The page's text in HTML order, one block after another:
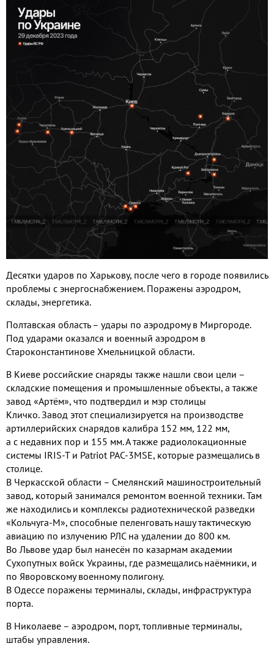
Десятки ударов по Харькову, после чего в городе появились
проблемы с энергоснабжением. Поражены аэродром,
склады, энергетика.
Полтавская область – удары по аэродрому в Миргороде.
Под ударами оказался и военный аэродром в
Староконстантинове Хмельницкой области.
В Киеве российские снаряды также нашли свои цели –
складские помещения и промышленные объекты, а также
завод «Артём», что подтвердил и мэр столицы
Кличко. Завод этот специализируется на производстве
артиллерийских снарядов калибра 152 мм, 122 мм,
а с недавних пор и 155 мм. А также радиолокационные
системы IRIS-T и Patriot PAC-3MSE, которые размещались в
столице.
В Черкасской области – Смелянский машиностроительный
завод, который занимался ремонтом военной техники. Там
же находились и комплексы радиотехнической разведки
«Кольчуга-М», способные пеленговать нашу тактическую
авиацию по излучению РЛС на удалении до 800 км.
Во Львове удар был нанесён по казармам академии
Сухопутных войск Украины, где размещались наёмники, и
по Яворовскому военному полигону.
В Одессе поражены терминалы, склады, инфраструктура
порта.
В Николаеве – аэродром, порт, топливные терминалы,
штабы управления.